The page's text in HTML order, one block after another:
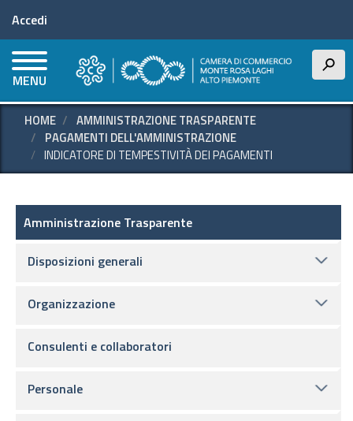
principale
Menu profilo utente
Accedi
MENU
h
HOME
AMMINISTRAZIONE TRASPARENTE
PAGAMENTI DELL'AMMINISTRAZIONE
INDICATORE DI TEMPESTIVITÀ DEI PAGAMENTI
Amministrazione Trasparente
Amministrazione Trasparente
Disposizioni generali
Organizzazione
Consulenti e collaboratori
Personale